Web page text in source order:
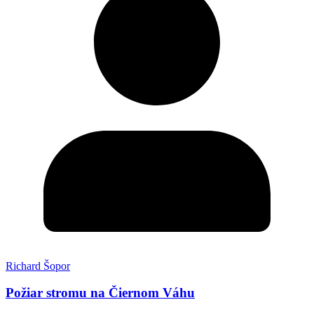
Richard Šopor
Požiar stromu na Čiernom Váhu